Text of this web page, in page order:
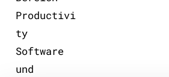
Productivi
ty
Software
und